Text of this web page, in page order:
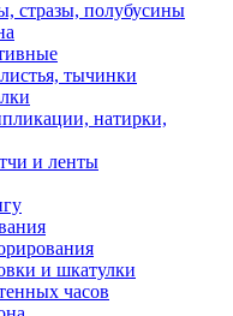
стразы, полубусины
тычинки
натирки,
и ленты
и шкатулки
часов